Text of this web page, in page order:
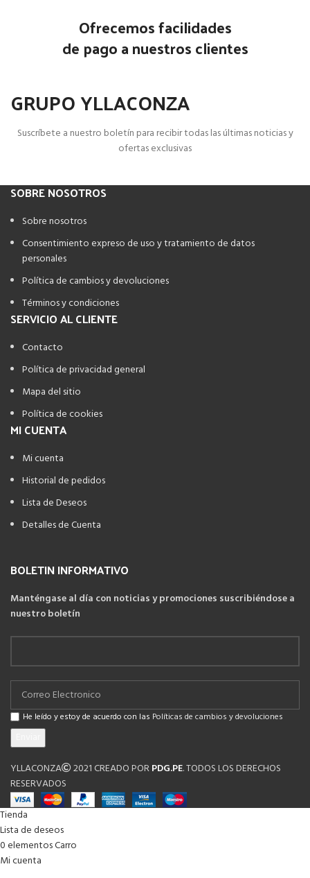
Ofrecemos facilidades
de pago a nuestros clientes
GRUPO YLLACONZA
Suscríbete a nuestro boletín para recibir todas las últimas noticias y
ofertas exclusivas
SOBRE NOSOTROS
Sobre nosotros
Consentimiento expreso de uso y tratamiento de datos
personales
Política de cambios y devoluciones
Términos y condiciones
SERVICIO AL CLIENTE
Contacto
Política de privacidad general
Mapa del sitio
Política de cookies
MI CUENTA
Mi cuenta
Historial de pedidos
Lista de Deseos
Detalles de Cuenta
BOLETIN INFORMATIVO
Manténgase al día con noticias y promociones suscribiéndose a
nuestro boletín
He leído y estoy de acuerdo con las Políticas de cambios y devoluciones
YLLACONZA 2021 CREADO PORPDG.PE. TODOS LOS DERECHOS
RESERVADOS
Tienda
Lista de deseos
0elementosCarro
Mi cuenta